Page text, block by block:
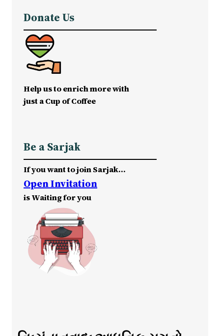
Donate Us
Help us to enrich more with
just a Cup of Coffee
Be a Sarjak
If you want to join Sarjak…
Open Invitation
is Waiting for you